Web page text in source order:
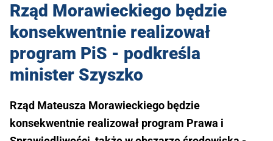
Rząd Morawieckiego będzie
konsekwentnie realizował
program PiS - podkreśla
minister Szyszko
Rząd Mateusza Morawieckiego będzie
konsekwentnie realizował program Prawa i